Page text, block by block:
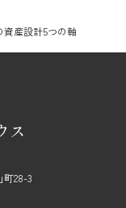
産設計5つの軸
町28-3